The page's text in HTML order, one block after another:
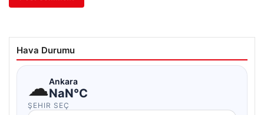
Hava Durumu
☁Ankara
NaN°C
ŞEHIR SEÇ